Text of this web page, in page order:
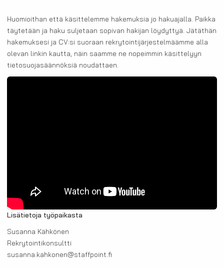
Huomioithan että käsittelemme hakemuksia jo hakuajalla. Paikka
täytetään ja haku suljetaan sopivan hakijan löydyttyä. Jätäthän
hakemuksesi ja CV:si suoraan rekrytointijärjestelmäämme alla
olevan linkin kautta, näin saamme ne nopeimmin käsittelyyn
tietosuojasäännöksiä noudattaen.
Lisätietoja työpaikasta
Susanna Kähkönen
Rekrytointikonsultti
susanna.kahkonen@staffpoint.fi